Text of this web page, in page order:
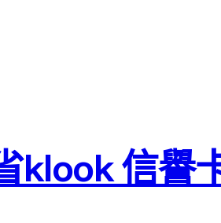
klook 信譽